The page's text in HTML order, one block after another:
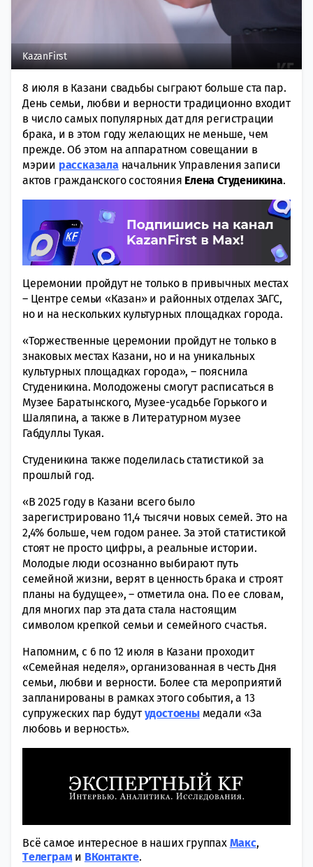
KazanFirst
8 июля в Казани свадьбы сыграют больше ста пар.
День семьи, любви и верности традиционно входит
в число самых популярных дат для регистрации
брака, и в этом году желающих не меньше, чем
прежде. Об этом на аппаратном совещании в
мэрии рассказаланачальник Управления записи
актов гражданского состояния Елена Студеникина.
Церемонии пройдут не только в привычных местах
– Центре семьи «Казан» и районных отделах ЗАГС,
но и на нескольких культурных площадках города.
«Торжественные церемонии пройдут не только в
знаковых местах Казани, но и на уникальных
культурных площадках города», – пояснила
Студеникина. Молодожены смогут расписаться в
Музее Баратынского, Музее-усадьбе Горького и
Шаляпина, а также в Литературном музее
Габдуллы Тукая.
Студеникина также поделилась статистикой за
прошлый год.
«В 2025 году в Казани всего было
зарегистрировано 11,4 тысячи новых семей. Это на
2,4% больше, чем годом ранее. За этой статистикой
стоят не просто цифры, а реальные истории.
Молодые люди осознанно выбирают путь
семейной жизни, верят в ценность брака и строят
планы на будущее», – отметила она. По ее словам,
для многих пар эта дата стала настоящим
символом крепкой семьи и семейного счастья.
Напомним, с 6 по 12 июля в Казани проходит
«Семейная неделя», организованная в честь Дня
семьи, любви и верности. Более ста мероприятий
запланированы в рамках этого события, а 13
супружеских пар будутудостоенымедали «За
любовь и верность».
Всё самое интересное в наших группах Макс,
Tелеграми ВКонтакте.